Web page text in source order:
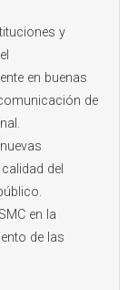
y
en buenas
de
del
en la
de las